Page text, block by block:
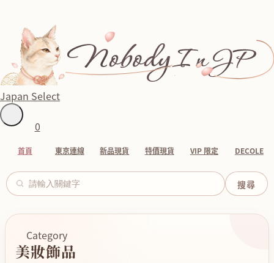
Japan Select
0
首頁 東京連線 新品現貨 特價現貨 VIP 限定 DECOLE
Category
美妝飾品